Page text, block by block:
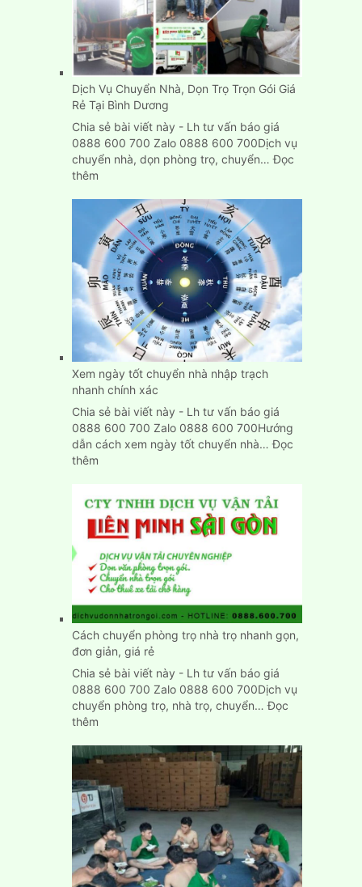
Dịch Vụ Chuyển Nhà, Dọn Trọ Trọn Gói Giá
Rẻ Tại Bình Dương
Chia sẻ bài viết này - Lh tư vấn báo giá
0888 600 700 Zalo 0888 600 700Dịch vụ
chuyển nhà, dọn phòng trọ, chuyển…Đọc
thêm:
Chuyển
Nhà,
Dọn
Trọ
Trọn
Gói
Giá
Rẻ
Tại
Bình
Dương
Xem ngày tốt chuyển nhà nhập trạch
nhanh chính xác
Chia sẻ bài viết này - Lh tư vấn báo giá
0888 600 700 Zalo 0888 600 700Hướng
dẫn cách xem ngày tốt chuyển nhà…Đọc
thêm:
tốt
chuyển
nhà
nhập
trạch
nhanh
chính
xác
Cách chuyển phòng trọ nhà trọ nhanh gọn,
đơn giản, giá rẻ
Chia sẻ bài viết này - Lh tư vấn báo giá
0888 600 700 Zalo 0888 600 700Dịch vụ
chuyển phòng trọ, nhà trọ, chuyển…Đọc
thêm:
chuyển
phòng
trọ
nhà
trọ
nhanh
gọn,
đơn
giản,